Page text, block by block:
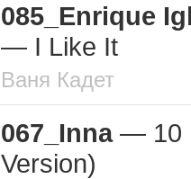
085_Enrique
— I Like It
Ваня Кадет
067_Inna— 10
Version)